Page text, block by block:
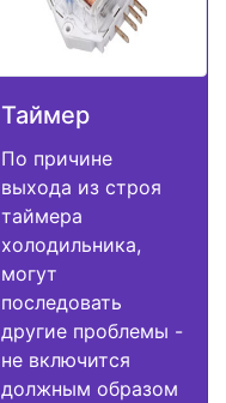
Таймер
По причине
выхода из строя
таймера
холодильника,
могут
последовать
другие проблемы -
не включится
должным образом